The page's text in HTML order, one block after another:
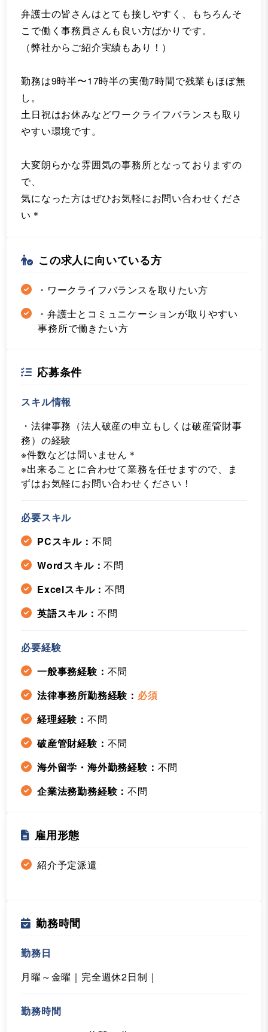
弁護士の皆さんはとても接しやすく、もちろんそ
こで働く事務員さんも良い方ばかりです。
（弊社からご紹介実績もあり！）
勤務は9時半〜17時半の実働7時間で残業もほぼ無
し。
土日祝はお休みなどワークライフバランスも取り
やすい環境です。
大変朗らかな雰囲気の事務所となっておりますの
で、
気になった方はぜひお気軽にお問い合わせくださ
い＊
この求人に向いている方
・ワークライフバランスを取りたい方
・弁護士とコミュニケーションが取りやすい
事務所で働きたい方
応募条件
スキル情報
・法律事務（法人破産の申立もしくは破産管財事
務）の経験
※件数などは問いません＊
※出来ることに合わせて業務を任せますので、ま
ずはお気軽にお問い合わせください！
必要スキル
PCスキル： 不問
Wordスキル：不問
Excelスキル：不問
英語スキル： 不問
必要経験
一般事務経験： 不問
法律事務所勤務経験： 必須
経理経験：不問
破産管財経験： 不問
海外留学・海外勤務経験： 不問
企業法務勤務経験：不問
雇用形態
紹介予定派遣
勤務時間
勤務日
月曜～金曜｜完全週休2日制｜
勤務時間